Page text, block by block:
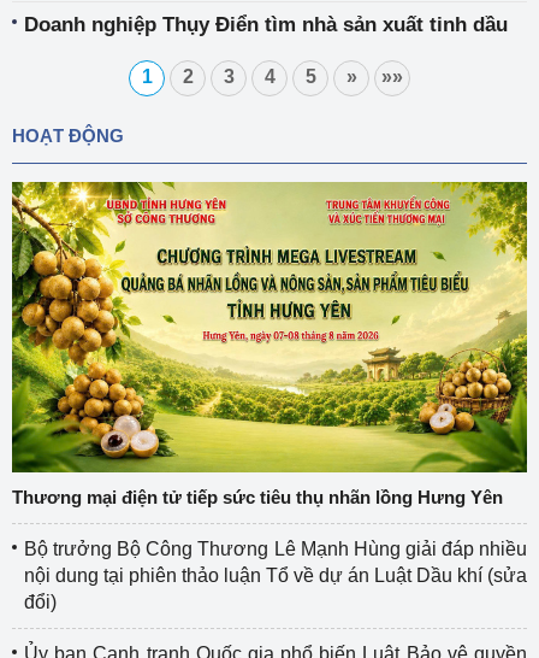
Doanh nghiệp Thụy Điển tìm nhà sản xuất tinh dầu
1 2 3 4 5 » »»
HOẠT ĐỘNG
Thương mại điện tử tiếp sức tiêu thụ nhãn lồng Hưng Yên
Bộ trưởng Bộ Công Thương Lê Mạnh Hùng giải đáp nhiều
nội dung tại phiên thảo luận Tổ về dự án Luật Dầu khí (sửa
đổi)
Ủy ban Cạnh tranh Quốc gia phổ biến Luật Bảo vệ quyền